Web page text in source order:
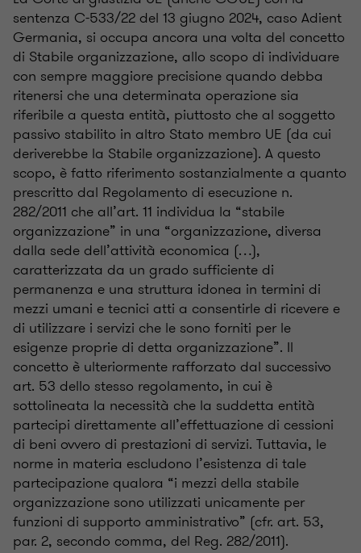
sentenza C-533/22 del 13 giugno 2024, caso Adient
Germania, si occupa ancora una volta del concetto
di Stabile organizzazione, allo scopo di individuare
con sempre maggiore precisione quando debba
ritenersi che una determinata operazione sia
riferibile a questa entità, piuttosto che al soggetto
passivo stabilito in altro Stato membro UE (da cui
deriverebbe la Stabile organizzazione). A questo
scopo, è fatto riferimento sostanzialmente a quanto
prescritto dal Regolamento di esecuzione n.
282/2011 che all’art. 11 individua la “stabile
organizzazione” in una “organizzazione, diversa
dalla sede dell’attività economica (…),
caratterizzata da un grado sufficiente di
permanenza e una struttura idonea in termini di
mezzi umani e tecnici atti a consentirle di ricevere e
di utilizzare i servizi che le sono forniti per le
esigenze proprie di detta organizzazione”. Il
concetto è ulteriormente rafforzato dal successivo
art. 53 dello stesso regolamento, in cui è
sottolineata la necessità che la suddetta entità
partecipi direttamente all’effettuazione di cessioni
di beni ovvero di prestazioni di servizi. Tuttavia, le
norme in materia escludono l’esistenza di tale
partecipazione qualora “i mezzi della stabile
organizzazione sono utilizzati unicamente per
funzioni di supporto amministrativo” (cfr. art. 53,
par. 2, secondo comma, del Reg. 282/2011).